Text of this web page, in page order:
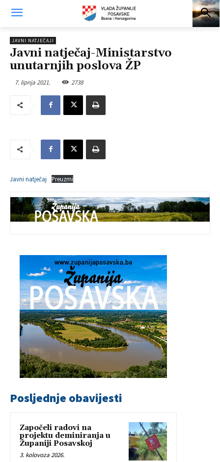
JAVNI NATJEČAJI
Javni natječaj-Ministarstvo
unutarnjih poslova ŽP
7. lipnja 2021. 2738
Javni natječaj Preuzmi
Posljednje obavijesti
Započeli radovi na
projektu deminiranja u
Županiji Posavskoj
3. kolovoza 2026.